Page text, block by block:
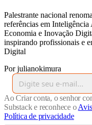
Palestrante nacional
referências em
Economia e Inovação
inspirando profissionais e
Digital
Por julianokimura
Ao Criar conta, o senhor
Substack e reconhece o
Política de privacidade